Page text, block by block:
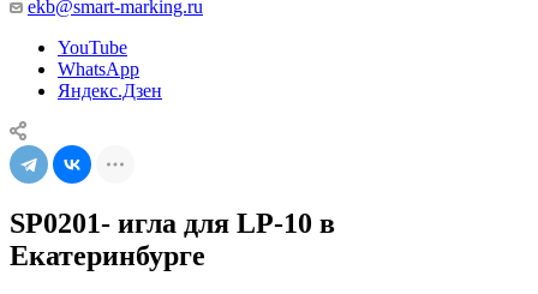
ekb@smart-marking.ru
YouTube
WhatsApp
Яндекс.Дзен
SP0201- игла для LP-10 в
Екатеринбурге